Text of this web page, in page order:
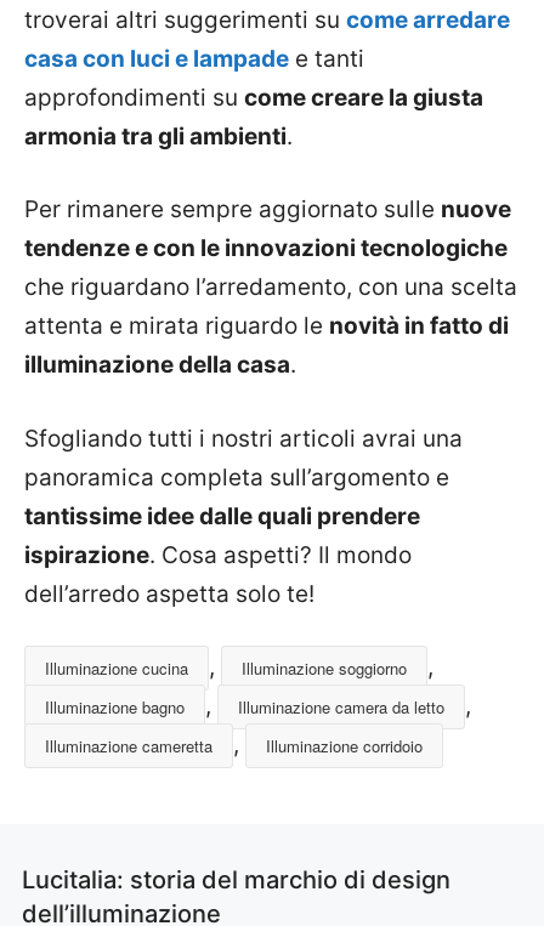
troverai altri suggerimenti su come arredare
casa con luci e lampade e tanti
approfondimenti su come creare la giusta
armonia tra gli ambienti.
Per rimanere sempre aggiornato sulle nuove
tendenze e con le innovazioni tecnologiche
che riguardano l’arredamento, con una scelta
attenta e mirata riguardo le novità in fatto di
illuminazione della casa.
Sfogliando tutti i nostri articoli avrai una
panoramica completa sull’argomento e
tantissime idee dalle quali prendere
ispirazione. Cosa aspetti? Il mondo
dell’arredo aspetta solo te!
Illuminazione cucina , Illuminazione soggiorno ,
Illuminazione bagno , Illuminazione camera da letto ,
Illuminazione cameretta , Illuminazione corridoio
Lucitalia: storia del marchio di design
dell’illuminazione